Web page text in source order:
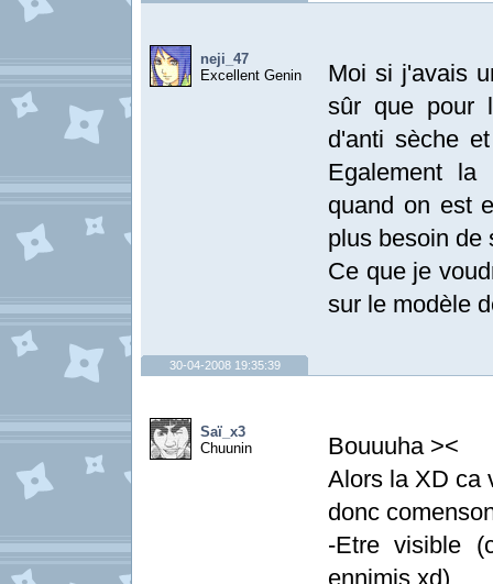
neji_47
Excellent Genin
Moi si j'avais
sûr que pour
d'anti sèche
Egalement la
quand on est
plus besoin de
Ce que je
sur le modèle
30-04-2008 19:35:39
Saï_x3
Chuunin
Bouuuha ><
Alors la XD ca
donc
-Etre visible
ennimis xd)